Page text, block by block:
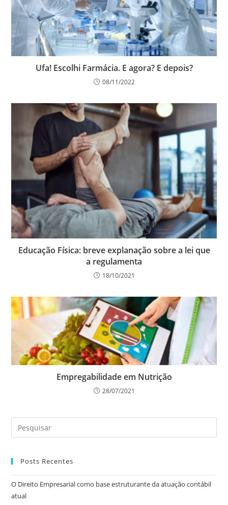
Ufa! Escolhi Farmácia. E agora? E depois?
08/11/2022
Educação Física: breve explanação sobre a lei que
a regulamenta
18/10/2021
Empregabilidade em Nutrição
28/07/2021
Posts Recentes
O Direito Empresarial como base estruturante da atuação contábil
atual